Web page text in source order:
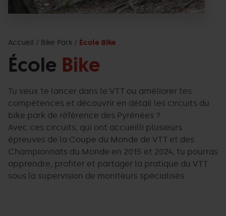
Accueil Bike Park École Bike
École Bike
Tu veux te lancer dans le VTT ou améliorer tes
compétences et découvrir en détail les circuits du
bike park de référence des Pyrénées ?
Avec ces circuits, qui ont accueilli plusieurs
épreuves de la Coupe du Monde de VTT et des
Championnats du Monde en 2015 et 2024, tu pourras
apprendre, profiter et partager la pratique du VTT
sous la supervision de moniteurs spécialisés.